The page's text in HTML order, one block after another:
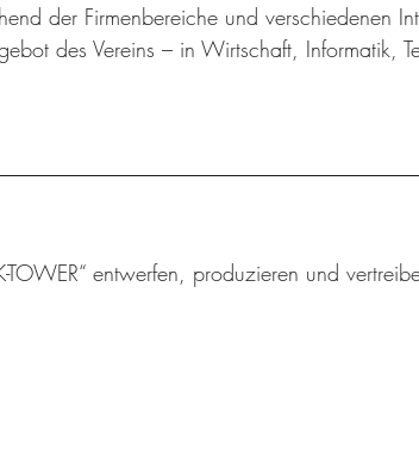
der Firmenbereiche und verschiedenen
des Vereins – in Wirtschaft, Informatik,
TOWER“ entwerfen, produzieren und